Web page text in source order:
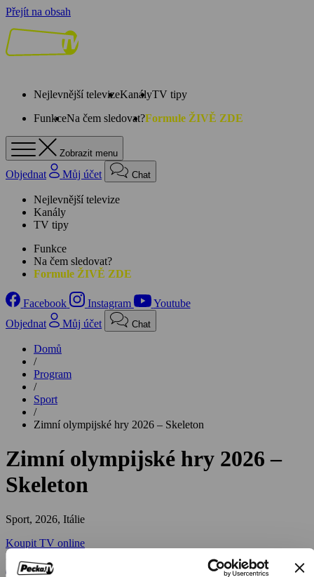
Přejít na obsah
Nejlevnější televizeKanályTV tipy
FunkceNa čem sledovat?Formule ŽIVĚ ZDE
Zobrazit menu
Objednat Můj účet Chat
Nejlevnější televize
Kanály
TV tipy
Funkce
Na čem sledovat?
Formule ŽIVĚ ZDE
Facebook Instagram
Youtube
Objednat
Můj účet Chat
Domů
/
Program
/
Sport
/
Zimní olympijské hry 2026 – Skeleton
Zimní olympijské hry 2026 –
Skeleton
Sport, 2026, Itálie
Koupit TV online
Hodnocení: